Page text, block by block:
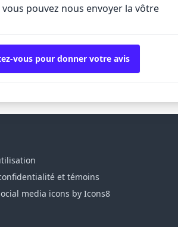
pouvez nous envoyer la vôtre
vous pour donner votre avis
et témoins
media icons by Icons8